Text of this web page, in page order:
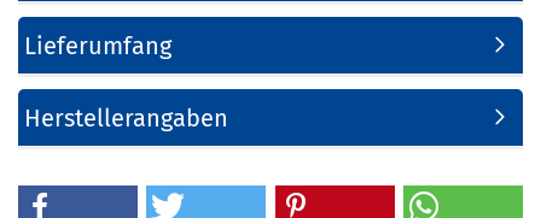
Lieferumfang
Herstellerangaben